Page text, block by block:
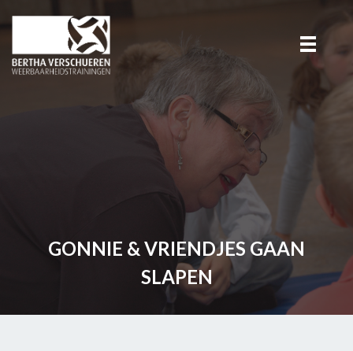
GONNIE & VRIENDJES GAAN
SLAPEN